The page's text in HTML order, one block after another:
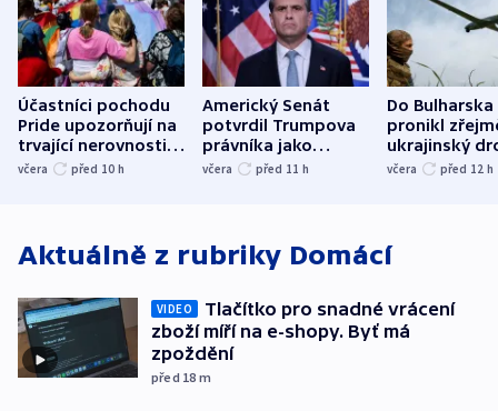
Účastníci pochodu
Pride upozorňují na
trvající nerovnosti i
společenskou
včera před 10 h
Americký Senát
potvrdil Trumpova
právníka jako
ministra
včera před 11 h
Do Bulharska
pronikl
ukrajinský
explodoval
včera před 12 h
Aktuálně z rubriky Domácí
VIDEO
Tlačítko pro snadné vrácení
zboží míří na e-shopy. Byť má
zpoždění
před 18 m